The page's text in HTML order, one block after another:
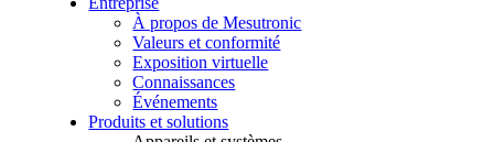
À propos de Mesutronic
Valeurs et conformité
Exposition virtuelle
Connaissances
Événements
Produits et solutions